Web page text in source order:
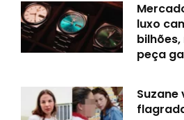
luxo
peça
Suzane